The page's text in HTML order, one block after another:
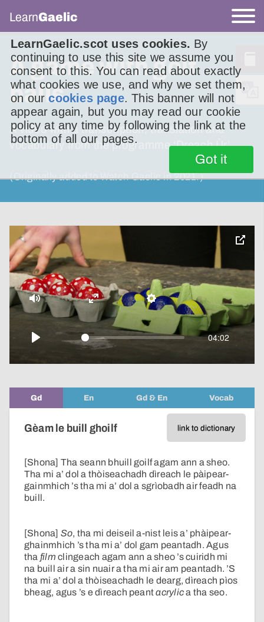
LearnGaelic.scot uses cookies. By
continuing to use this site we assume you
consent to this. You can read about exactly
what cookies we use, and why we set them,
on ourcookies page. This banner will not
appear again, but you may read our cookie
policy at any time by following the link at the
bottom of all our pages.
Got it
LearnGaelic
A game with golf
balls
A video with a transcription, translation and
vocabulary from the programme ‘Dreach Ùr’
(Originally added to Watch Gaelic in 2021.)
Play
04:02
Mute Settings
Enter
fullscreen
toggle
video
Gd En Gd & En Vocab
link to dictionary
Gèam le buill ghoilf
[Shona] Tha seann bhuill goilf agam ann a sheo.
Tha mi a’ dol a thòiseachadh dìreach le pàipear-
gainmhich ’s tha mi a’ dol a sgrìobadh air feadh na
buill.
[Shona] So, tha mi deiseil a-nist leis a’ phàipear-
ghainmhich ’s tha mi a’ dol gam peantadh. Agus
tha film clingeach agam ann a sheo ’s cuiridh mi
na buill air a sin nuair a tha mi air am peantadh. ’S
tha mi a’ dol a thòiseachadh le dearg, dìreach pìos
bheag, agus ’s e dìreach peantacrylica tha seo.